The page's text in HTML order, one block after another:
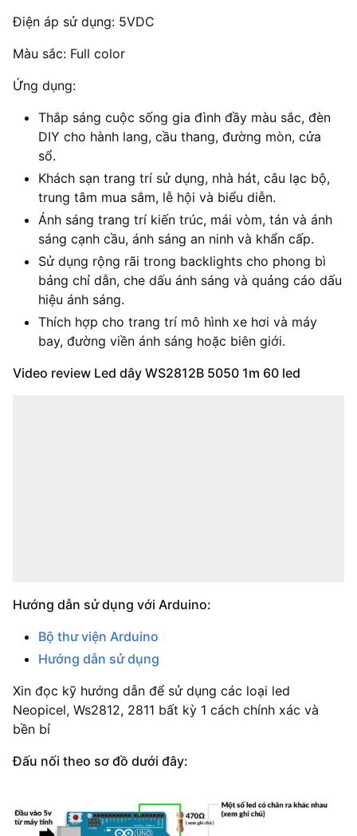
Điện áp sử dụng: 5VDC
Màu sắc: Full color
Ứng dụng:
Thắp sáng cuộc sống gia đình đầy màu sắc, đèn
DIY cho hành lang, cầu thang, đường mòn, cửa
sổ.
Khách sạn trang trí sử dụng, nhà hát, câu lạc bộ,
trung tâm mua sắm, lễ hội và biểu diễn.
Ánh sáng trang trí kiến ​​trúc, mái vòm, tán và ánh
sáng cạnh cầu, ánh sáng an ninh và khẩn cấp.
Sử dụng rộng rãi trong backlights cho phong bì
bảng chỉ dẫn, che dấu ánh sáng và quảng cáo dấu
hiệu ánh sáng.
Thích hợp cho trang trí mô hình xe hơi và máy
bay, đường viền ánh sáng hoặc biên giới.
Video review Led dây WS2812B 5050 1m 60 led
Hướng dẫn sử dụng với Arduino:
Bộ thư viện Arduino
Hướng dẫn sử dụng
Xin đọc kỹ hướng dẫn để sử dụng các loại led
Neopicel, Ws2812, 2811 bất kỳ 1 cách chính xác và
bền bỉ
Đấu nối theo sơ đồ dưới đây: